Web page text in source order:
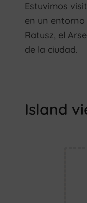
Estuvimos
en un entorno
Ratusz, el
de la ciudad.
Island